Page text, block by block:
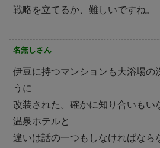
戦略を立てるか、難しいですね。
名無しさん
伊豆に持つマンションも大浴場の
うに
改装された。確かに知り合いもい
温泉ホテルと
違いは話の一つもしなければなら